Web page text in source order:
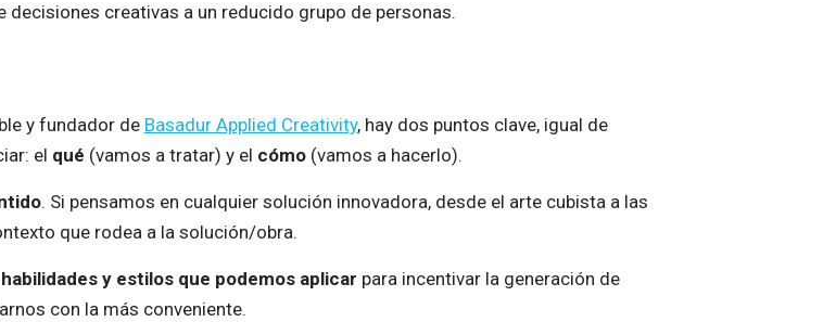
creativas a un reducido grupo de personas.
y fundador de Basadur Applied Creativity, hay dos puntos clave, igual de
el qué (vamos a tratar) y el cómo(vamos a hacerlo).
. Si pensamos en cualquier solución innovadora, desde el arte cubista a las
que rodea a la solución/obra.
y estilos que podemos aplicar para incentivar la generación de
con la más conveniente.